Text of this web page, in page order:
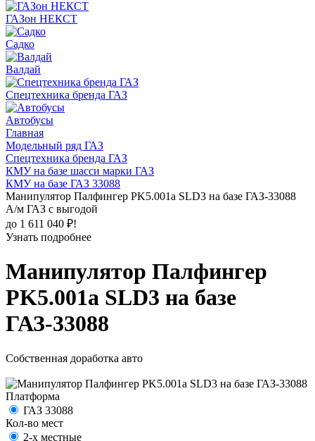
ГАЗон НЕКСТ
Садко
Валдай
Спецтехника бренда ГАЗ
Автобусы
Главная
Модельный ряд ГАЗ
Спецтехника бренда ГАЗ
КМУ на базе шасси марки ГАЗ
КМУ на базе ГАЗ 33088
Манипулятор Палфингер PK5.001a SLD3 на базе ГАЗ-33088
А/м ГАЗ с выгодой
до 1 611 040 ₽!
Узнать подробнее
Манипулятор Палфингер
PK5.001a SLD3 на базе
ГАЗ-33088
Собственная доработка авто
Платформа
ГАЗ 33088
Кол-во мест
2-х местные